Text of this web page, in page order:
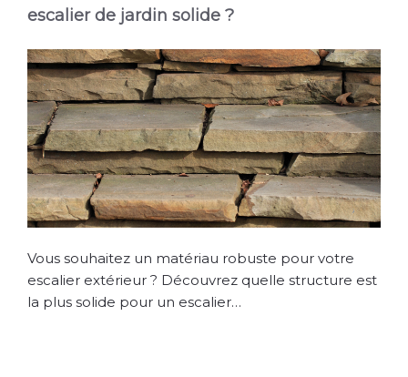
escalier de jardin solide ?
Vous souhaitez un matériau robuste pour votre
escalier extérieur ? Découvrez quelle structure est
la plus solide pour un escalier…